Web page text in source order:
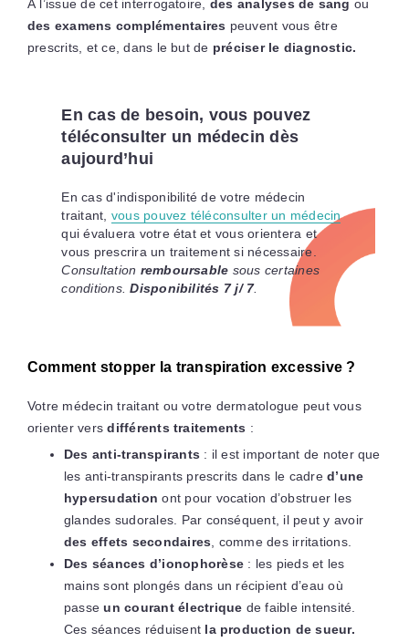
À l’issue de cet interrogatoire, des analyses de sang ou
des examens complémentaires peuvent vous être
prescrits, et ce, dans le but de préciser le diagnostic.
En cas de besoin, vous pouvez
téléconsulter un médecin dès
aujourd’hui
En cas d'indisponibilité de votre médecin
traitant, vous pouvez téléconsulter un médecin
qui évaluera votre état et vous orientera et
vous prescrira un traitement si nécessaire.
Consultation remboursable sous certaines
conditions.Disponibilités 7 j/ 7.
Comment stopper la transpiration excessive ?
Votre médecin traitant ou votre dermatologue peut vous
orienter versdifférents traitements :
Des anti-transpirants : il est important de noter que
les anti-transpirants prescrits dans le cadred’une
hypersudation ont pour vocation d’obstruer les
glandes sudorales. Par conséquent, il peut y avoir
des effets secondaires , comme des irritations.
Des séances d’ionophorèse: les pieds et les
mains sont plongés dans un récipient d’eau où
passeun courant électrique de faible intensité.
Ces séances réduisent la production de sueur.